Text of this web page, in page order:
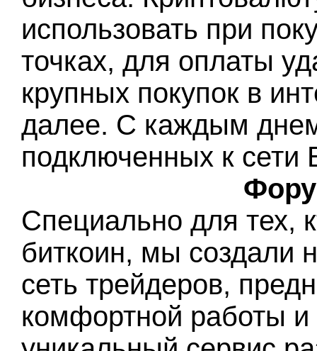
использовать при
точках, для оплаты
крупных покупок в
далее. С каждым
подключенных к сети
Специально для тех,
биткоин, мы создали
сеть трейдеров,
комфортной работы